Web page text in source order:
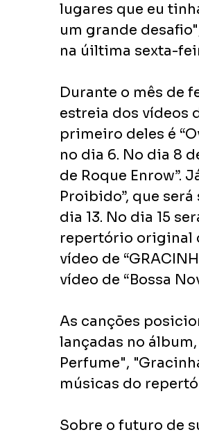
lugares que eu
um grande
na úiltima sexta-
Durante o mês de
estreia dos vídeos
primeiro deles é
no dia 6. No dia 8
de Roque Enrow”.
Proibido”, que
dia 13. No dia 15
repertório original
vídeo de
vídeo de “Bossa
As canções
lançadas no
Perfume",
músicas do
Sobre o futuro de